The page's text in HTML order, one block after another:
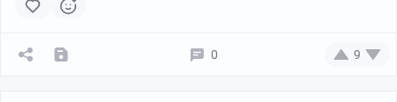
Ламборджини- правильно, но по-американски.
прочее.
0 9